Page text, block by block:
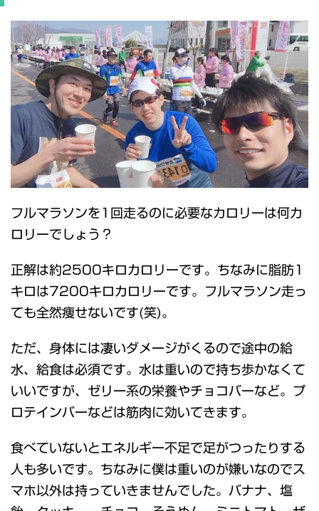
フルマラソンを1回走るのに必要なカロリーは何カ
ロリーでしょう？
正解は約2500キロカロリーです。ちなみに脂肪1
キロは7200キロカロリーです。フルマラソン走っ
ても全然痩せないです(笑)。
ただ、身体には凄いダメージがくるので途中の給
水、給食は必須です。水は重いので持ち歩かなくて
いいですが、ゼリー系の栄養やチョコバーなど。プ
ロテインバーなどは筋肉に効いてきます。
食べていないとエネルギー不足で足がつったりする
人も多いです。ちなみに僕は重いのが嫌いなのでス
マホ以外は持っていきませんでした。バナナ、塩